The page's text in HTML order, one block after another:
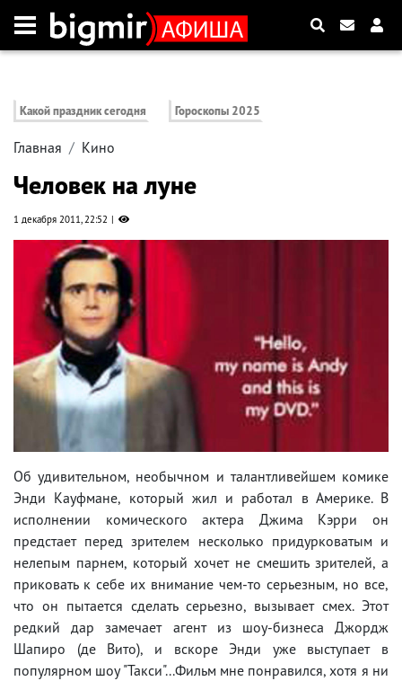
Какой праздник сегодня Гороскопы 2025
Главная Кино
Человек на луне
1 декабря 2011, 22:52
Об удивительном, необычном и талантливейшем комике
Энди Кауфмане, который жил и работал в Америке. В
исполнении комического актера Джима Кэрри он
предстает перед зрителем несколько придурковатым и
нелепым парнем, который хочет не смешить зрителей, а
приковать к себе их внимание чем-то серьезным, но все,
что он пытается сделать серьезно, вызывает смех. Этот
редкий дар замечает агент из шоу-бизнеса Джордж
Шапиро (де Вито), и вскоре Энди уже выступает в
популярном шоу "Такси"...Фильм мне понравился, хотя я ни